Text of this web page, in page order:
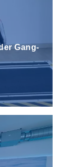
Gang­